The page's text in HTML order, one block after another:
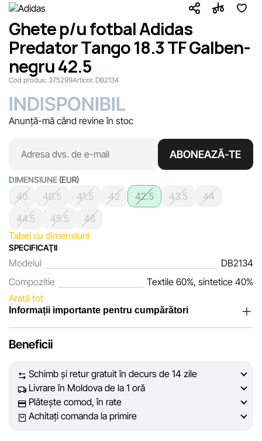
Ghete p/u fotbal Adidas
Predator Tango 18.3 TF Galben-
negru 42.5
Cod produs: 375299Articol: DB2134
INDISPONIBIL
Anunță-mă când revine în stoc
ABONEAZĂ-TE
DIMENSIUNE (EUR)
40 40.5 41.5 42 42.5 43.5
44
44.5
45.5
46
Tabel cu dimensiuni
SPECIFICAŢII
Modelul
DB2134
Compozitie
Textile 60%, sintetice 40%
Arată tot
Informații importante pentru cumpărători
încrederea clienților noștri. În fiecare zi depunem eforturi
prezentate pe site să fie cât mai complete, obiective și
actuale. Scopul nostru este să vă oferim informații corecte și
veridice, pentru ca dvs. să puteți lua cea mai bună decizie
de cumpărare.
Beneficii
Schimb și retur gratuit în decurs de 14 zile
Livrare în Moldova de la 1 oră
Plătește comod, în rate
Achitați comanda la primire